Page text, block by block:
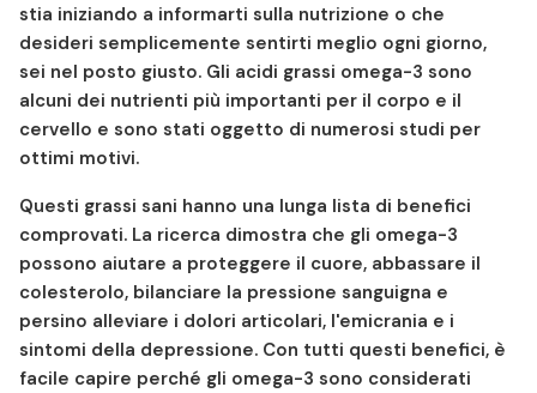
stia iniziando a informarti sulla nutrizione o che
desideri semplicemente sentirti meglio ogni giorno,
sei nel posto giusto. Gli acidi grassi omega-3 sono
alcuni dei nutrienti più importanti per il corpo e il
cervello e sono stati oggetto di numerosi studi per
ottimi motivi.
Questi grassi sani hanno una lunga lista di benefici
comprovati. La ricerca dimostra che gli omega-3
possono aiutare a proteggere il cuore, abbassare il
colesterolo, bilanciare la pressione sanguigna e
persino alleviare i dolori articolari, l'emicrania e i
sintomi della depressione. Con tutti questi benefici, è
facile capire perché gli omega-3 sono considerati